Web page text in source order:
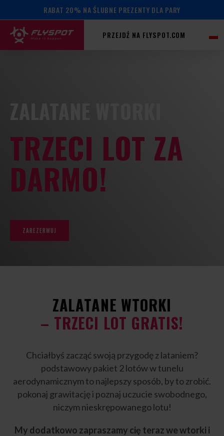
RABAT 20% NA ŚLUBNE PREZENTY DLA PARY
PRZEJDŹ NA FLYSPOT.COM
TRZECI LOT ZA
DARMO!
ZAREZERWUJ
ZALATANE WTORKI
– TRZECI LOT GRATIS!
Chciałbyś zacząć swoją przygodę z lataniem?
podstawowy pakiet 2 lotów w tunelu
aerodynamicznym to najlepszy sposób, by to zrobić.
pokonaj grawitację i poznaj uczucie swobodnego,
niczym nieskrępowanego lotu!
My dodatkowo zapraszamy cię teraz we wtorki i